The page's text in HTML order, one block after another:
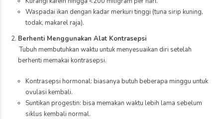
Waspadai ikan dengan kadar merkuri tinggi (tuna sirip kuning,
todak, makarel raja).
Berhenti Menggunakan Alat Kontrasepsi
Tubuh membutuhkan waktu untuk menyesuaikan diri setelah
berhenti memakai kontrasepsi.
Kontrasepsi hormonal: biasanya butuh beberapa minggu untuk
ovulasi kembali.
Suntikan progestin: bisa memakan waktu lebih lama sebelum
siklus kembali normal.